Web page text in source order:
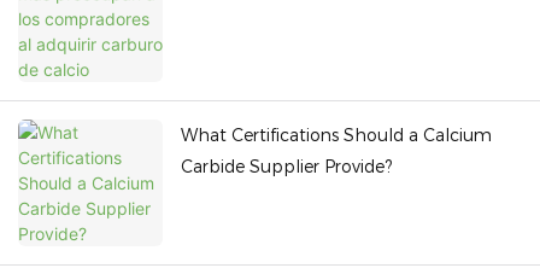
What Certifications Should a Calcium
Carbide Supplier Provide?